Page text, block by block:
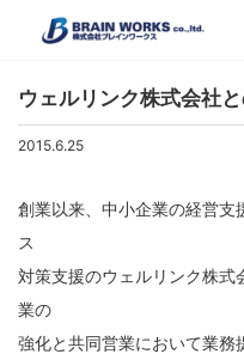
ブレインワークスの紹介
ブレインワークスの実績
官公庁・自治体のご担当者様へ
拠点一覧
ニュースリリース
セミナー・イベント
関連会社
株式会社ＩＴグローバルブレイン
株式会社ブレインナビオン
採用専用ページ
ウェルリンク株式会社
2015.6.25
創業以来、中小企業の経営支
ス
対策支援のウェルリンク株式
業の
強化と共同営業において業務